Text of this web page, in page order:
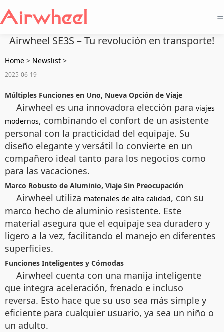
=
Airwheel SE3S – Tu revolución en transporte!
Home > Newslist >
2025-06-19
Múltiples Funciones en Uno, Nueva Opción de Viaje
Airwheel es una innovadora elección para viajes
modernos, combinando el confort de un asistente
personal con la practicidad del equipaje. Su
diseño elegante y versátil lo convierte en un
compañero ideal tanto para los negocios como
para las vacaciones.
Marco Robusto de Aluminio, Viaje Sin Preocupación
Airwheel utiliza materiales de alta calidad, con su
marco hecho de aluminio resistente. Este
material asegura que el equipaje sea duradero y
ligero a la vez, facilitando el manejo en diferentes
superficies.
Funciones Inteligentes y Cómodas
Airwheel cuenta con una manija inteligente
que integra aceleración, frenado e incluso
reversa. Esto hace que su uso sea más simple y
eficiente para cualquier usuario, ya sea un niño o
un adulto.